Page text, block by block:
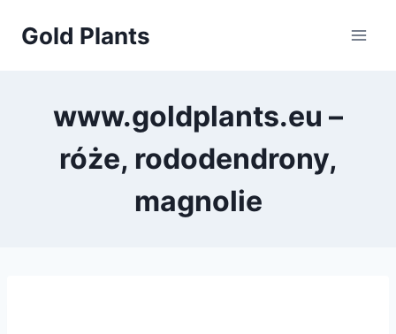
Gold Plants
www.goldplants.eu –
róże, rododendrony,
magnolie